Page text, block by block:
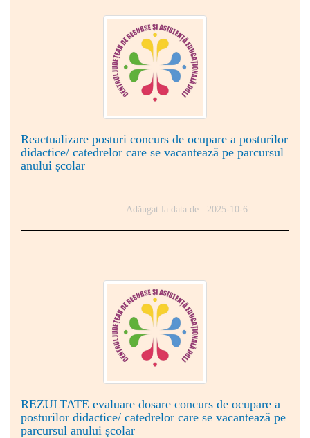
Reactualizare posturi concurs de ocupare a posturilor
didactice/ catedrelor care se vacantează pe parcursul
anului școlar
Adăugat la data de : 2025-10-6
REZULTATE evaluare dosare concurs de ocupare a
posturilor didactice/ catedrelor care se vacantează pe
parcursul anului școlar